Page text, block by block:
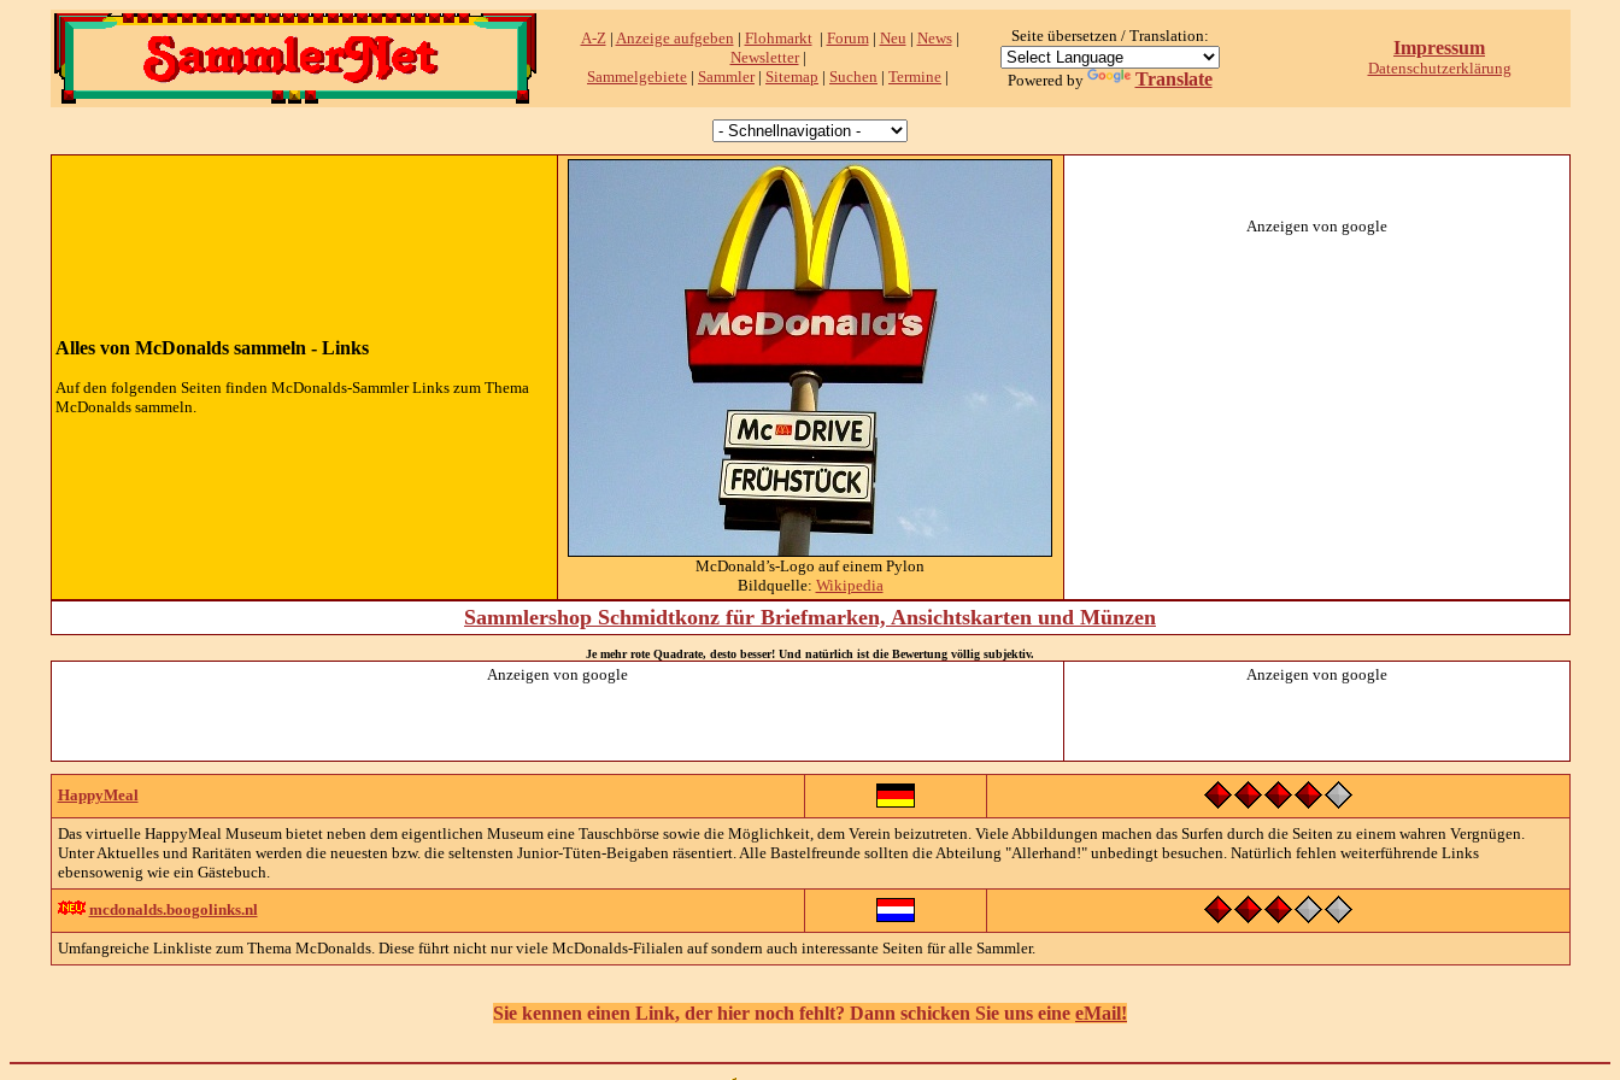
A-Z| Anzeige aufgeben | Flohmarkt| Forum| Neu | News|
Newsletter|
Sammelgebiete | Sammler| Sitemap | Suchen | Termine |
Seite übersetzen / Translation:
Powered by Translate
Impressum
Datenschutzerklärung
Alles von McDonalds sammeln - Links
Auf den folgenden Seiten finden McDonalds-Sammler Links zum Thema
McDonalds sammeln.
McDonald’s-Logo auf einem Pylon
Bildquelle: Wikipedia
Anzeigen von google
Sammlershop Schmidtkonz für Briefmarken, Ansichtskarten und Münzen
Je mehr rote Quadrate, desto besser! Und natürlich ist die Bewertung völlig subjektiv.
Anzeigen von google Anzeigen von google
HappyMeal
Das virtuelle HappyMeal Museum bietet neben dem eigentlichen Museum eine Tauschbörse sowie die Möglichkeit, dem Verein beizutreten. Viele Abbildungen machen das Surfen durch die Seiten zu einem wahren Vergnügen.
Unter Aktuelles und Raritäten werden die neuesten bzw. die seltensten Junior-Tüten-Beigaben räsentiert. Alle Bastelfreunde sollten die Abteilung "Allerhand!" unbedingt besuchen. Natürlich fehlen weiterführende Links
ebensowenig wie ein Gästebuch.
mcdonalds.boogolinks.nl
Umfangreiche Linkliste zum Thema McDonalds. Diese führt nicht nur viele McDonalds-Filialen auf sondern auch interessante Seiten für alle Sammler.
Sie kennen einen Link, der hier noch fehlt? Dann schicken Sie uns eine eMail!